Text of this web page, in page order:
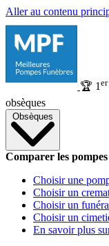
Aller au contenu
🏆 1 er
obsèques
Obsèques
Comparer les
Choisir une
Choisir un
Choisir un
Choisir un
En savoir plus